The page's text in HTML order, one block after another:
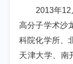
2013年12
高分子学术沙
科院化学所、
天津大学、南